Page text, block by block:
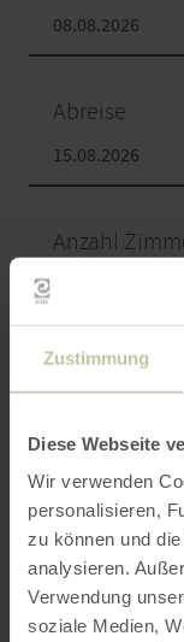
Zustimmung
Diese Webseite
Wir verwenden
personalisieren,
zu können und
analysieren.
Verwendung
soziale Medien,
Abreise
Anzahl
Erwachsene
Kinder Bitte